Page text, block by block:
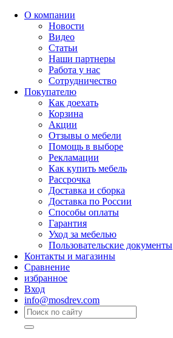
О компании
Новости
Видео
Статьи
Наши партнеры
Работа у нас
Сотрудничество
Покупателю
Как доехать
Корзина
Акции
Отзывы о мебели
Помощь в выборе
Рекламации
Как купить мебель
Рассрочка
Доставка и сборка
Доставка по России
Способы оплаты
Гарантия
Уход за мебелью
Пользовательские документы
Контакты и магазины
Сравнение
избранное
Вход
info@mosdrev.com